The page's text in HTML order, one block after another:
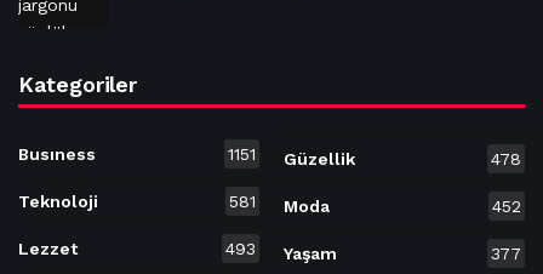
Kategoriler
Busıness 1151
Teknoloji 581
Lezzet 493
Güzellik 478
Moda 452
Yaşam 377